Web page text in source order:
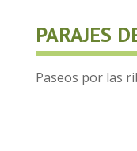
PARAJES
Paseos por las